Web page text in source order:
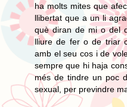
ha molts mites que
llibertat que a un li
què diran de mi o del
lliure de fer o de triar
amb el seu cos i de
sempre que hi haja
més de tindre un poc
sexual, per previndre